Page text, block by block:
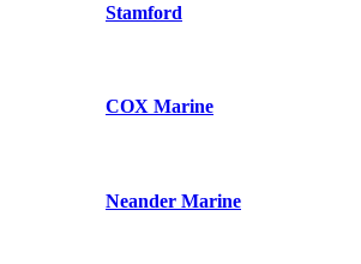
Stamford
COX Marine
Neander Marine